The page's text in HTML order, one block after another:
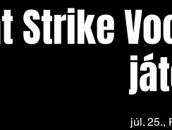
Strike
júl. 25.,